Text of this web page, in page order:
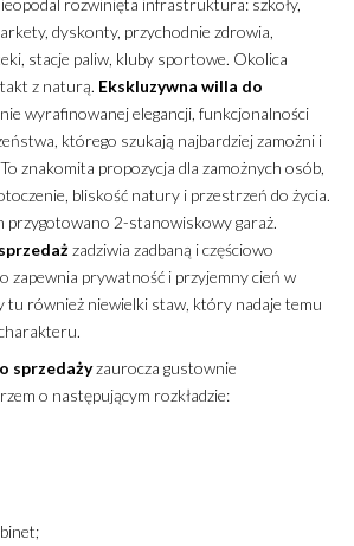
dyskonty, przychodnie zdrowia,
stacje paliw, kluby sportowe. Okolica
z naturą. Ekskluzywna willa do
wyrafinowanej elegancji, funkcjonalności
którego szukają najbardziej zamożni i
znakomita propozycja dla zamożnych osób,
bliskość natury i przestrzeń do życia.
przygotowano 2-stanowiskowy garaż.
zadziwia zadbaną i częściowo
zapewnia prywatność i przyjemny cień w
tu również niewielki staw, który nadaje temu
sprzedażyzaurocza gustownie
o następującym rozkładzie: